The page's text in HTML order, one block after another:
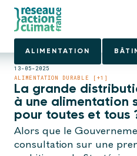
ALIMENTATION
13-05-2025
ALIMENTATION DURABLE [+1]
La grande
à une alimentation
pour toutes et tous
Alors que le
consultation sur une